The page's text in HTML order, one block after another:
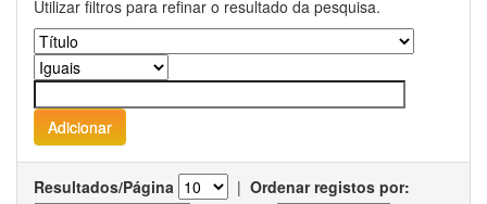
Utilizar filtros para refinar o resultado da pesquisa.
Resultados/Página | Ordenar registos por: